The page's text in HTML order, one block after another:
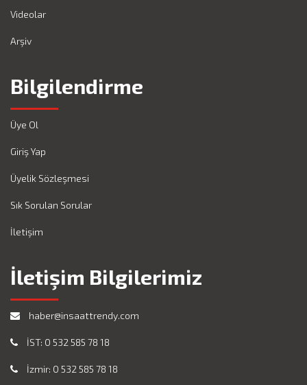
Videolar
Arşiv
Bilgilendirme
Üye Ol
Giriş Yap
Üyelik Sözleşmesi
Sık Sorulan Sorular
İletişim
İletişim Bilgilerimiz
haber@insaattrendy.com
İST: 0 532 585 78 18
İzmir: 0 532 585 78 18